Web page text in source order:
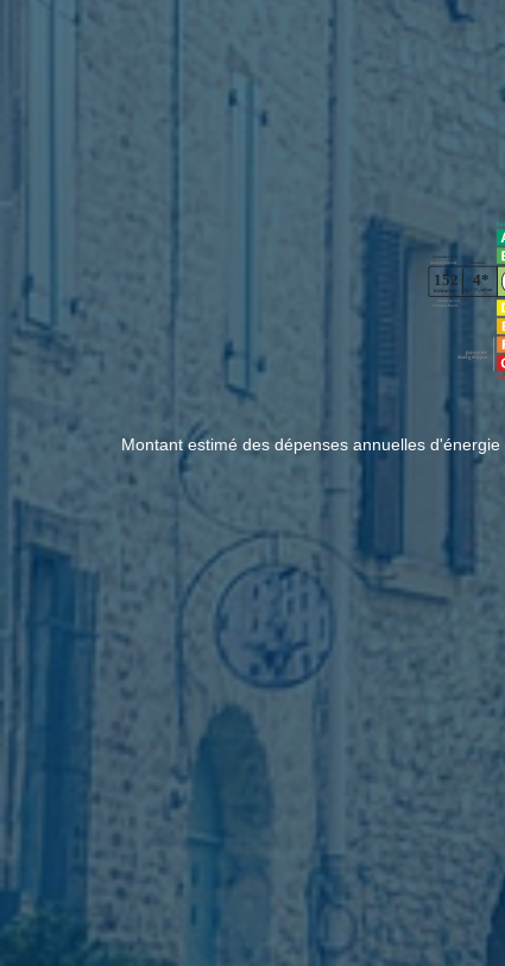
Montant estimé des dépenses annuelles